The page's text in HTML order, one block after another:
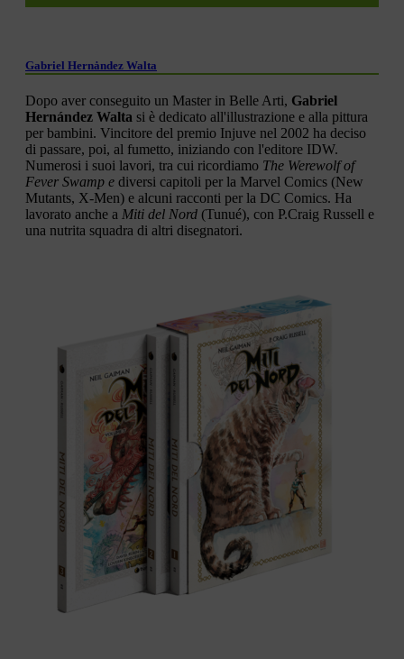
Gabriel Hernȧndez Walta
Dopo aver conseguito un Master in Belle Arti, Gabriel
Hernández Walta si è dedicato all'illustrazione e alla pittura
per bambini. Vincitore del premio Injuve nel 2002 ha deciso
di passare, poi, al fumetto, iniziando con l'editore IDW.
Numerosi i suoi lavori, tra cui ricordiamo The Werewolf of
Fever Swamp e diversi capitoli per la Marvel Comics (New
Mutants, X-Men) e alcuni racconti per la DC Comics. Ha
lavorato anche a Miti del Nord (Tunué), con P.Craig Russell e
una nutrita squadra di altri disegnatori.